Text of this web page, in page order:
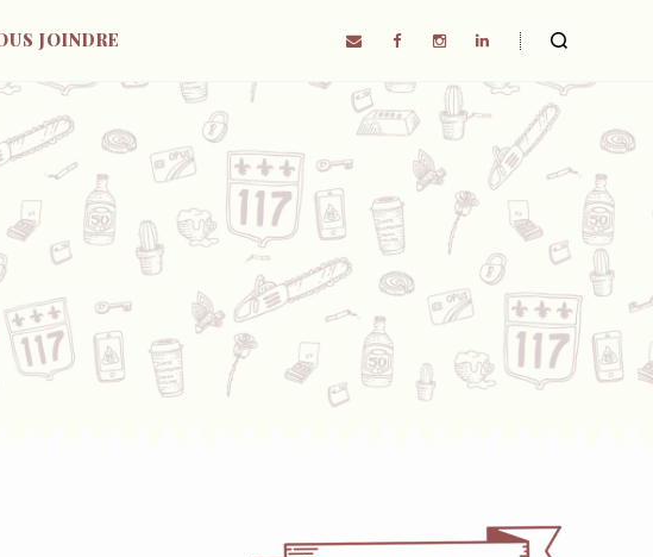
JOINDRE